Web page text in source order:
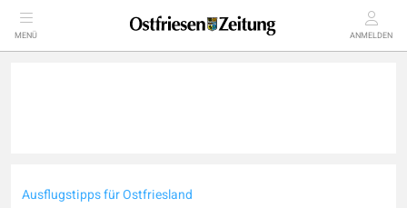
MENÜ ANMELDEN
Ausflugstipps für Ostfriesland